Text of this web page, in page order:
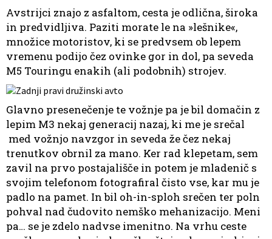
Avstrijci znajo z asfaltom, cesta je odlična, široka
in predvidljiva. Paziti morate le na »lešnike«,
množice motoristov, ki se predvsem ob lepem
vremenu podijo čez ovinke gor in dol, pa seveda
M5 Touringu enakih (ali podobnih) strojev.
Glavno presenečenje te vožnje pa je bil domačin z
lepim M3 nekaj generacij nazaj, ki me je srečal
med vožnjo navzgor in seveda že čez nekaj
trenutkov obrnil za mano. Ker rad klepetam, sem
zavil na prvo postajališče in potem je mladenič s
svojim telefonom fotografiral čisto vse, kar mu je
padlo na pamet. In bil oh-in-sploh srečen ter poln
pohval nad čudovito nemško mehanizacijo. Meni
pa… se je zdelo nadvse imenitno. Na vrhu ceste